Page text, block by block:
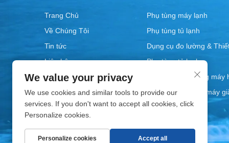
Trang Chủ
Về Chúng Tôi
Tin tức
Liên hệ
Phụ tùng máy lạnh
Phụ tùng tủ lạnh
Dụng cụ đo lường &
Phụ tùng tủ lạnh
Linh kiện dự phòng máy
Linh kiện thay thế máy
We value your privacy
We use cookies and similar tools to provide our
services. If you don't want to accept all cookies, click
Personalize cookies.
Personalize cookies Accept all